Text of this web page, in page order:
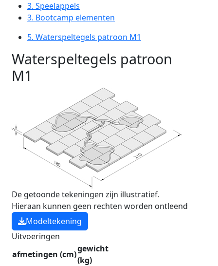
3. Speelappels
3. Bootcamp elementen
5. Waterspeltegels patroon M1
Waterspeltegels patroon
M1
De getoonde tekeningen zijn illustratief.
Hieraan kunnen geen rechten worden ontleend
Modeltekening
Uitvoeringen
afmetingen (cm)
gewicht
(kg)